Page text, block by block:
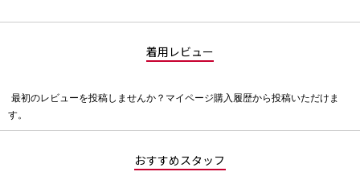
着用レビュー
価
最初のレビューを投稿しませんか？マイページ購入履歴から投稿いただけま
す。
おすすめスタッフ